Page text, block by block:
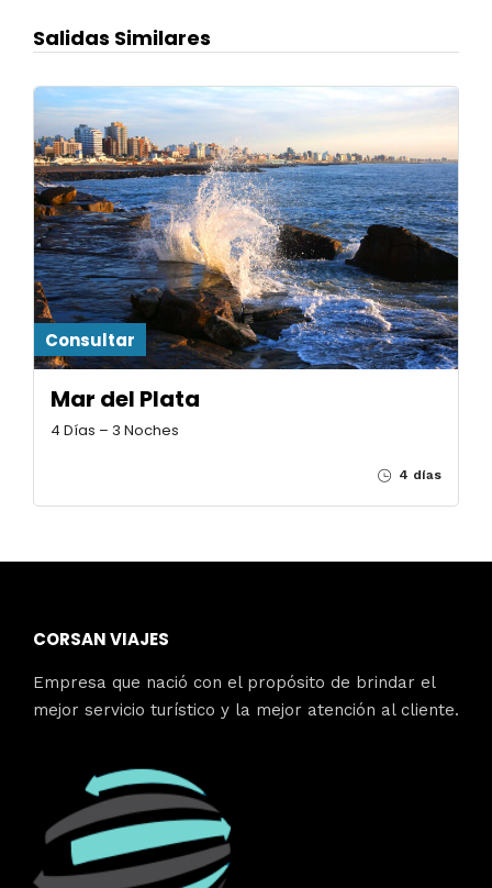
Salidas Similares
Consultar
Mar del Plata
4 Días – 3 Noches
4 días
CORSAN VIAJES
Empresa que nació con el propósito de brindar el
mejor servicio turístico y la mejor atención al cliente.